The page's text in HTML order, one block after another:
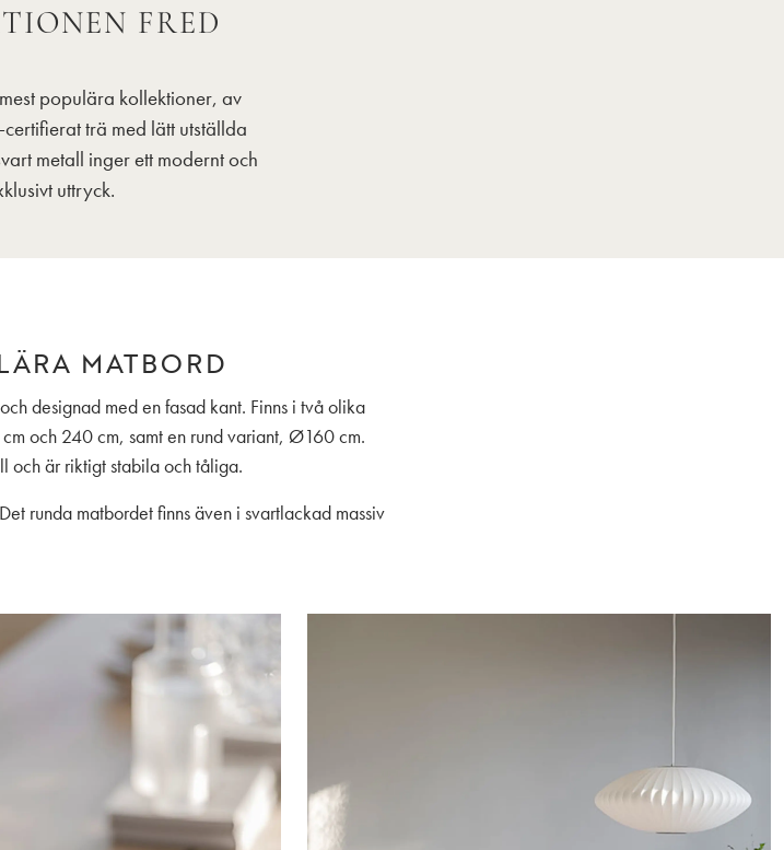
FRED
populära kollektioner, av
certifierat trä med lätt utställda
metall inger ett modernt och
uttryck.
MATBORD
designad med en fasad kant. Finns i två olika
och 240 cm, samt en rund variant, Ø160 cm.
och är riktigt stabila och tåliga.
runda matbordet finns även i svartlackad massiv